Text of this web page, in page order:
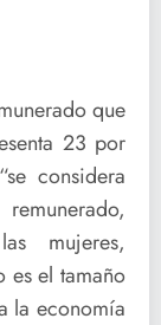
que
23 por
considera
mujeres,
es el tamaño
la economía